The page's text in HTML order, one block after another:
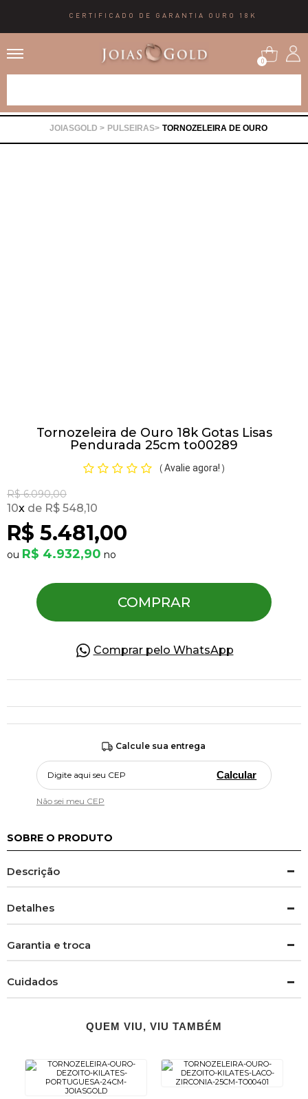
CERTIFICADO DE GARANTIA OURO 18K
0
PULSEIRAS TORNOZELEIRA DE OURO
Tornozeleira de Ouro 18k Gotas Lisas
Pendurada 25cm to00289
( Avalie agora! )
R$ 6.090,00
R$ 5.481,00
10x R$ 548,10
R$ 4.932,90
COMPRAR
Comprar pelo WhatsApp
Calcule sua entrega
Calcular
Não sei meu CEP
SOBRE O PRODUTO
Descrição
Detalhes
Garantia e troca
Cuidados
QUEM VIU, VIU TAMBÉM
Pedras Preciosas
OFERTAS